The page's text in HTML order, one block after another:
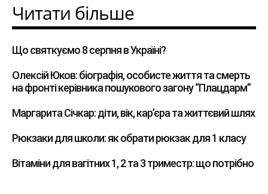
Читати більше
Що святкуємо 8 серпня в Україні?
Олексій Юков: біографія, особисте життя та смерть
на фронті керівника пошукового загону “Плацдарм”
Маргарита Січкар: діти, вік, кар’єра та життєвий шлях
Рюкзаки для школи: як обрати рюкзак для 1 класу
Вітаміни для вагітних 1, 2 та 3 триместр: що потрібно